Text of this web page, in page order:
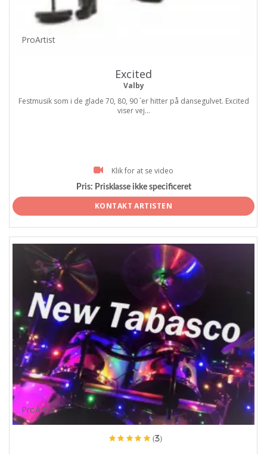
ProArtist
Excited
Valby
Festmusik som i de glade 70, 80, 90 ´er hitter på dansegulvet. Excited
viser vej...
Klik for at se video
Pris: Prisklasse ikke specificeret
KONTAKT ARTISTEN
ProArtist
(3)